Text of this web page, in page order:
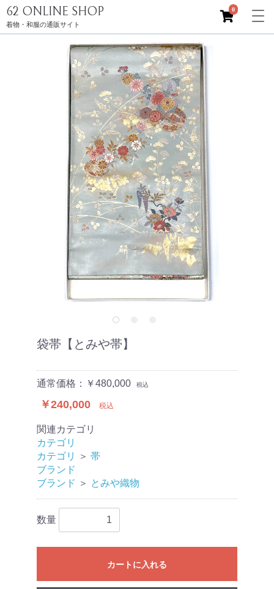
62 ONLINE SHOP
着物・和服の通販サイト
0
袋帯【とみや帯】
通常価格：￥480,000 税込
￥240,000 税込
関連カテゴリ
カテゴリ
カテゴリ
＞ 帯
ブランド
ブランド ＞ とみや織物
数量
カートに入れる